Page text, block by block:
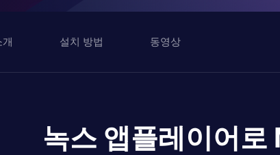
설치 방법 동영상
녹스 앱플레이어로